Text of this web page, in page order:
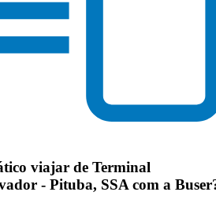
viajar de Terminal
- Pituba, SSA com a Buser